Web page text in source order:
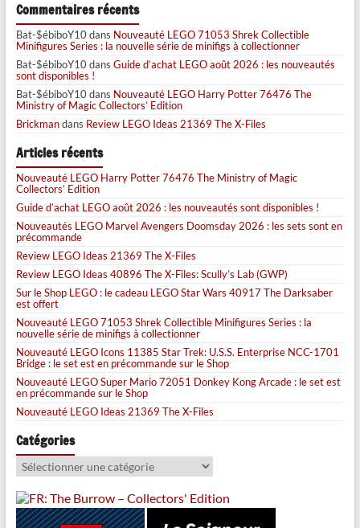
Commentaires récents
Bat-$ébiboY10dans Nouveauté LEGO 71053 Shrek Collectible
Minifigures Series : la nouvelle série de minifigs à collectionner
Bat-$ébiboY10dans Guide d’achat LEGO août 2026 : les nouveautés
sont disponibles !
Bat-$ébiboY10dans Nouveauté LEGO Harry Potter 76476 The
Ministry of Magic Collectors’ Edition
Brickmandans Review LEGO Ideas 21369 The X-Files
Articles récents
Nouveauté LEGO Harry Potter 76476 The Ministry of Magic
Collectors’ Edition
Guide d’achat LEGO août 2026 : les nouveautés sont disponibles !
Nouveautés LEGO Marvel Avengers Doomsday 2026 : les sets sont en
précommande
Review LEGO Ideas 21369 The X-Files
Review LEGO Ideas 40896 The X-Files: Scully’s Lab (GWP)
Sur le Shop LEGO : le cadeau LEGO Star Wars 40917 The Darksaber
est offert
Nouveauté LEGO 71053 Shrek Collectible Minifigures Series : la
nouvelle série de minifigs à collectionner
Nouveauté LEGO Icons 11385 Star Trek: U.S.S. Enterprise NCC-1701
Bridge : le set est en précommande sur le Shop
Nouveauté LEGO Super Mario 72051 Donkey Kong Arcade : le set est
en précommande sur le Shop
Nouveauté LEGO Ideas 21369 The X-Files
Catégories
Catégories